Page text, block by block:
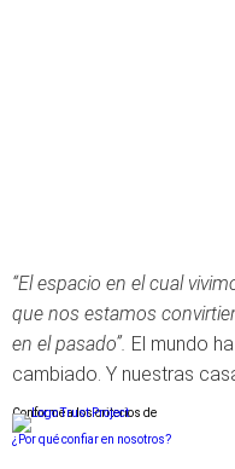
“El espacio en el cual
que nos estamos
en el pasado”. El mundo
cambiado. Y nuestras
Conforme a los criterios de
¿Por qué confiar en nosotros?